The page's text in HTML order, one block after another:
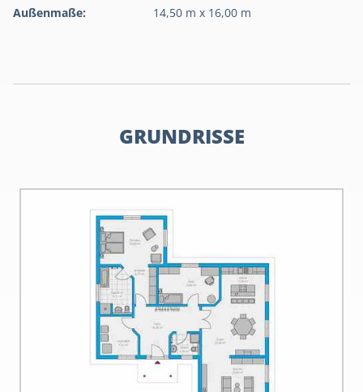
Außenmaße: 14,50 m x 16,00 m
GRUNDRISSE